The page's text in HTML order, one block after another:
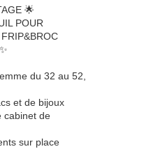
🌟
POUR
du 32 au 52,
et de bijoux
cabinet de
sur place